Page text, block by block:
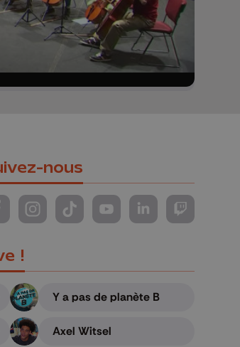
nous
nous sur FaceBook
Suivez-nous sur Instagram
Suivez-nous sur TikTok
Suivez-nous sur YouTube
Suivez-nous sur
Suivez-
!
A suivre
Y a pas de planète B
A suivre
Axel Witsel